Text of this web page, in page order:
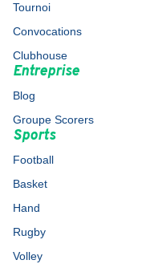
Tournoi
Convocations
Clubhouse
Entreprise
Blog
Groupe Scorers
Sports
Football
Basket
Hand
Rugby
Volley